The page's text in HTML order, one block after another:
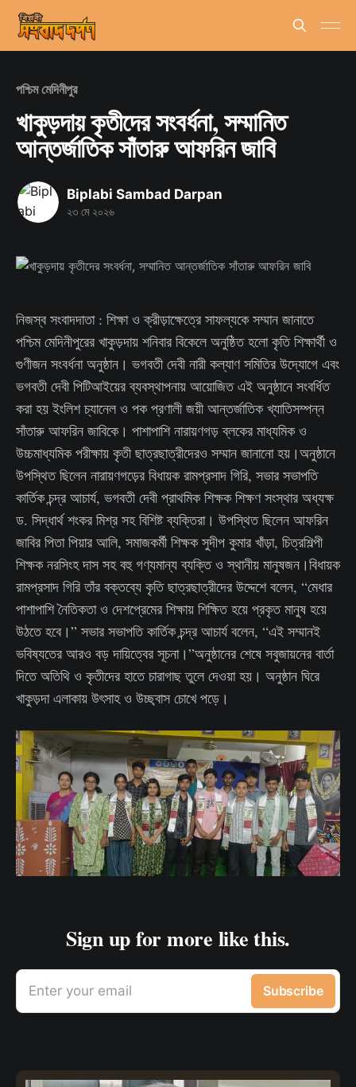
পশ্চিম মেদিনীপুর
খাকুড়দায় কৃতীদের সংবর্ধনা, সম্মানিত
আন্তর্জাতিক সাঁতারু আফরিন জাবি
Biplabi Sambad Darpan
২৩ মে ২০২৬
নিজস্ব সংবাদদাতা : শিক্ষা ও ক্রীড়াক্ষেত্রে সাফল্যকে সম্মান জানাতে
পশ্চিম মেদিনীপুরের খাকুড়দায় শনিবার বিকেলে অনুষ্ঠিত হলো কৃতি শিক্ষার্থী ও
গুণীজন সংবর্ধনা অনুষ্ঠান। ভগবতী দেবী নারী কল্যাণ সমিতির উদ্যোগে এবং
ভগবতী দেবী পিটিআইয়ের ব্যবস্থাপনায় আয়োজিত এই অনুষ্ঠানে সংবর্ধিত
করা হয় ইংলিশ চ্যানেল ও পক প্রণালী জয়ী আন্তর্জাতিক খ্যাতিসম্পন্ন
সাঁতারু আফরিন জাবিকে। পাশাপাশি নারায়ণগড় ব্লকের মাধ্যমিক ও
উচ্চমাধ্যমিক পরীক্ষায় কৃতী ছাত্রছাত্রীদেরও সম্মান জানানো হয়।অনুষ্ঠানে
উপস্থিত ছিলেন নারায়ণগড়ের বিধায়ক রামপ্রসাদ গিরি, সভার সভাপতি
কার্তিক চন্দ্র আচার্য, ভগবতী দেবী প্রাথমিক শিক্ষক শিক্ষণ সংস্থার অধ্যক্ষ
ড. সিদ্ধার্থ শংকর মিশ্র সহ বিশিষ্ট ব্যক্তিরা। উপস্থিত ছিলেন আফরিন
জাবির পিতা পিয়ার আলি, সমাজকর্মী শিক্ষক সুদীপ কুমার খাঁড়া, চিত্রশিল্পী
শিক্ষক নরসিংহ দাস সহ বহু গণ্যমান্য ব্যক্তি ও স্থানীয় মানুষজন।বিধায়ক
রামপ্রসাদ গিরি তাঁর বক্তব্যে কৃতি ছাত্রছাত্রীদের উদ্দেশে বলেন, “মেধার
পাশাপাশি নৈতিকতা ও দেশপ্রেমের শিক্ষায় শিক্ষিত হয়ে প্রকৃত মানুষ হয়ে
উঠতে হবে।” সভার সভাপতি কার্তিক চন্দ্র আচার্য বলেন, “এই সম্মানই
ভবিষ্যতের আরও বড় দায়িত্বের সূচনা।”অনুষ্ঠানের শেষে সবুজায়নের বার্তা
দিতে অতিথি ও কৃতীদের হাতে চারাগাছ তুলে দেওয়া হয়। অনুষ্ঠান ঘিরে
খাকুড়দা এলাকায় উৎসাহ ও উচ্ছ্বাস চোখে পড়ে।
Sign up for more like this.
Enter your email Subscribe